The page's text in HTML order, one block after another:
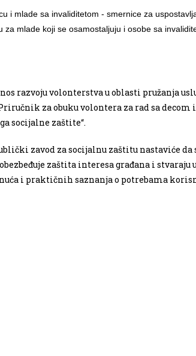
i mlade sa invaliditetom - smernice za
za mlade koji se osamostaljuju i osobe sa
razvoju volonterstva u oblasti pružanja
za obuku volontera za rad sa
socijalne zaštite“.
zavod za socijalnu zaštitu nastaviće
zaštita interesa građana i
i praktičnih saznanja o potrebama